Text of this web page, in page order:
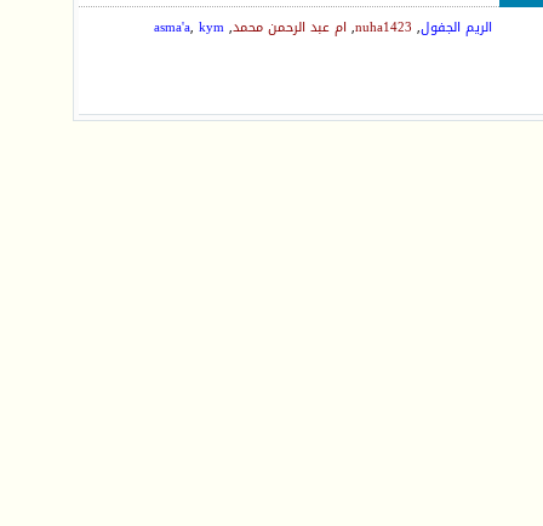
الريم الجفول,
nuha1423
, ام عبد الرحمن محمد,
asma'a, kym